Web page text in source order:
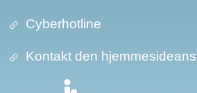
Cyberhotline
Kontakt den